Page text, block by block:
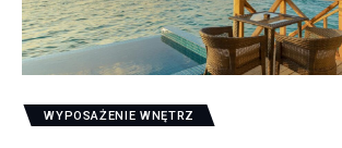
WYPOSAŻENIE WNĘTRZ